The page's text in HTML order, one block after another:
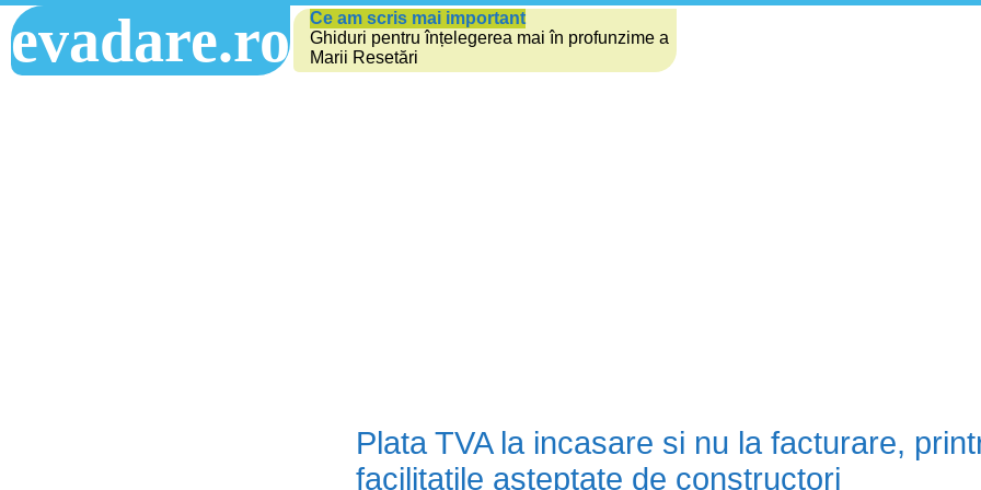
evadare.ro
Ce am scris mai important
Ghiduri pentru înțelegerea mai în profunzime a
Marii Resetări
Plata TVA la incasare si nu la facturare,
facilitatile asteptate de constructori